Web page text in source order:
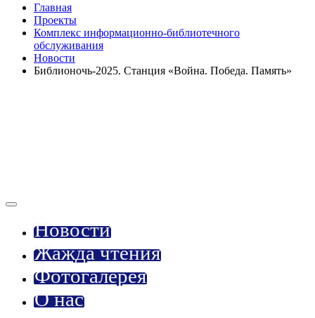
Главная
Проекты
Комплекс информационно-библиотечного
обслуживания
Новости
Библионочь-2025. Станция «Война. Победа. Память»
Новости
Жажда чтения
Фотогалерея
О нас